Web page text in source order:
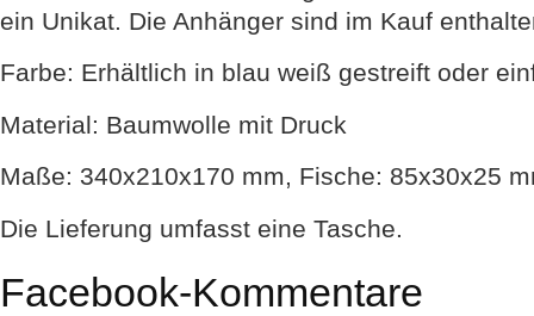
ein Unikat. Die Anhänger sind im Kauf
Farbe: Erhältlich in blau weiß gestreift oder
Material: Baumwolle mit Druck
Maße: 340x210x170 mm, Fische: 85x30x25
Die Lieferung umfasst eine Tasche.
Facebook-Kommentare